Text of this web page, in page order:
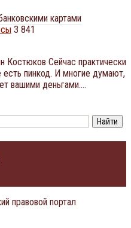
картами
3 841
Костюков Сейчас практически
есть пинкод. И многие думают,
вашими деньгами….
правовой портал